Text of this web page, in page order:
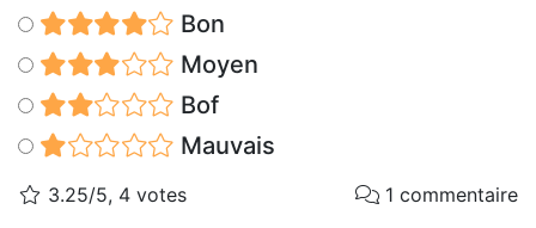
Bon
Moyen
Bof
Mauvais
3.25/5, 4 votes 1 commentaire